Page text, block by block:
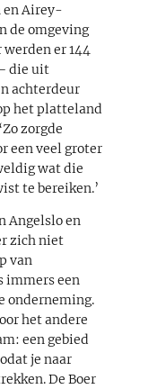
en Airey-
de omgeving
er 144
die uit
achterdeur
het platteland
zorgde
een veel groter
wat die
te bereiken.’
Angelslo en
zich niet
van
immers een
onderneming.
het andere
een gebied
je naar
De Boer